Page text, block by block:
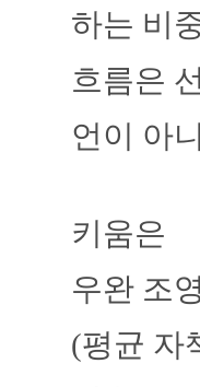
하는 비
흐름은
언이 아
키움은
우완 조
(평균 자